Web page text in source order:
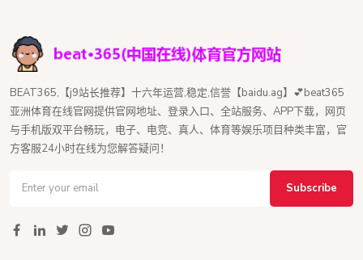
BEAT365,【j9站长推荐】十六年运营,稳定,信誉【baidu.ag】💕beat365
亚洲体育在线官网提供官网地址、登录入口、全站服务、APP下载，网页
与手机版双平台畅玩，电子、电竞、真人、体育等娱乐项目种类丰富，官
方客服24小时在线为您解答疑问！
Subscribe